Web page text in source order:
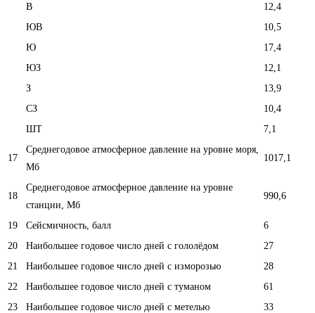
В
12,4
ЮВ
10,5
Ю
17,4
ЮЗ
12,1
З
13,9
СЗ
10,4
ШТ
7,1
17
Среднегодовое атмосферное давление на уровне моря,
Мб
1017,1
18
Среднегодовое атмосферное давление на уровне
станции, Мб
990,6
19 Сейсмичность, балл
6
20
Наибольшее годовое число дней с гололёдом
27
21
Наибольшее годовое число дней с изморозью
28
22
Наибольшее годовое число дней с туманом
61
23
Наибольшее годовое число дней с метелью 33